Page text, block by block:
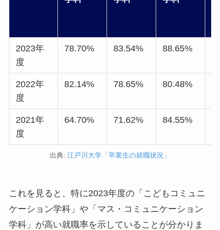
2023年
度
78.70% 83.54% 88.65%
2022年
度
82.14% 78.65% 80.48%
2021年
度
64.70% 71.62% 84.55%
出典: 江戸川大学「卒業生の就職状況」
これを見ると、特に2023年度の「こどもコミュニ
ケーション学科」や「マス・コミュニケーション
学科」が高い就職率を示していることが分かりま